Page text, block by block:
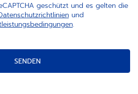
geschützt und es gelten die
und
.
SENDEN